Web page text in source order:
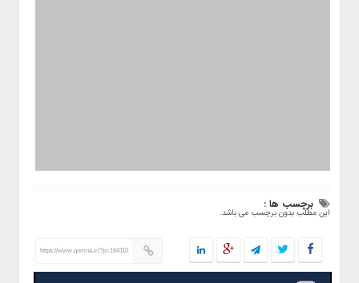
برچسب ها :
این مطلب بدون برچسب می باشد.
https://www.qomna.ir/?p=164110